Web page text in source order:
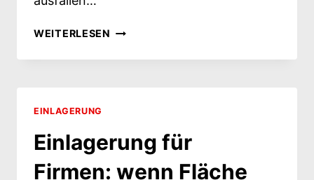
WEITERLESEN BEHÖRDENUMZUG
ÖFFENTLICHE
EINLAGERUNG
Einlagerung für
Firmen: wenn Fläche